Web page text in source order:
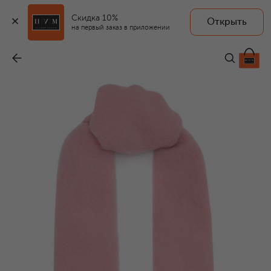
Скидка 10%
на первый заказ в приложении
Открыть
33 700 ₽